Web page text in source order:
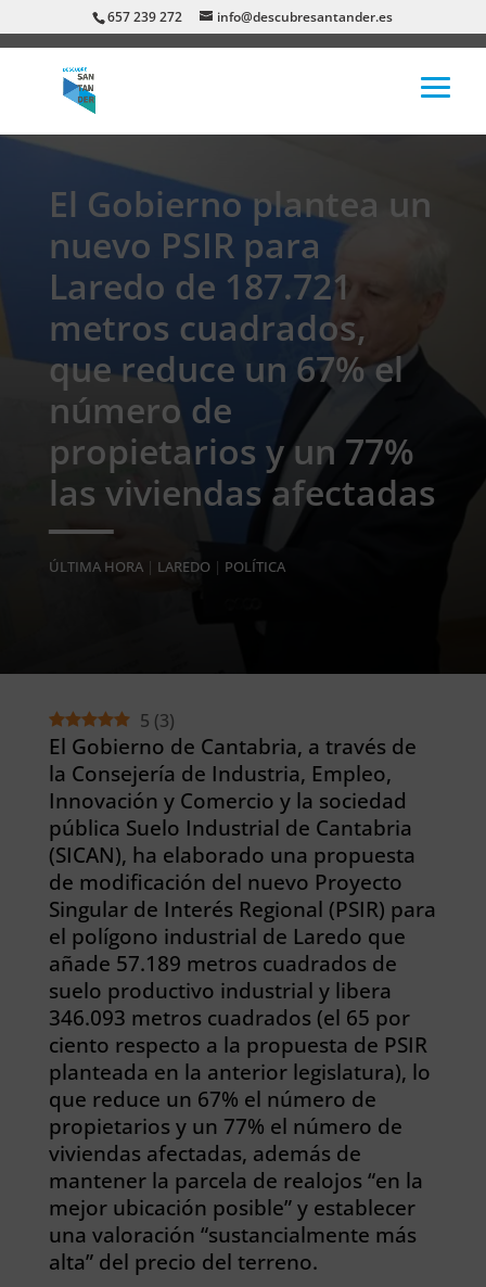
657 239 272 info@descubresantander.es
El Gobierno plantea un
nuevo PSIR para
Laredo de 187.721
metros cuadrados,
que reduce un 67% el
número de
propietarios y un 77%
las viviendas afectadas
ÚLTIMA HORA| LAREDO| POLÍTICA
5 (3)
El Gobierno de Cantabria, a través de
la Consejería de Industria, Empleo,
Innovación y Comercio y la sociedad
pública Suelo Industrial de Cantabria
(SICAN), ha elaborado una propuesta
de modificación del nuevo Proyecto
Singular de Interés Regional (PSIR) para
el polígono industrial de Laredo que
añade 57.189 metros cuadrados de
suelo productivo industrial y libera
346.093 metros cuadrados (el 65 por
ciento respecto a la propuesta de PSIR
planteada en la anterior legislatura), lo
que reduce un 67% el número de
propietarios y un 77% el número de
viviendas afectadas, además de
mantener la parcela de realojos “en la
mejor ubicación posible” y establecer
una valoración “sustancialmente más
alta” del precio del terreno.